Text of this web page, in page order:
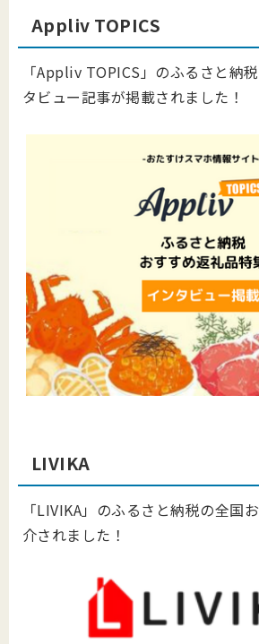
Appliv TOPICS
「Appliv TOPICS」のふるさと納
タビュー記事が掲載されました！
LIVIKA
「LIVIKA」のふるさと納税の全国
介されました！